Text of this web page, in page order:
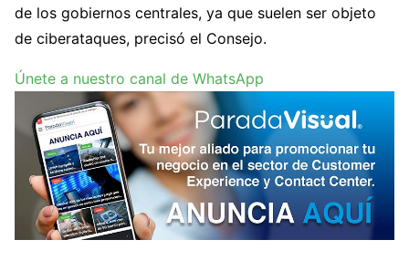
de los gobiernos centrales, ya que suelen ser objeto
de ciberataques, precisó el Consejo.
Únete a nuestro canal de WhatsApp